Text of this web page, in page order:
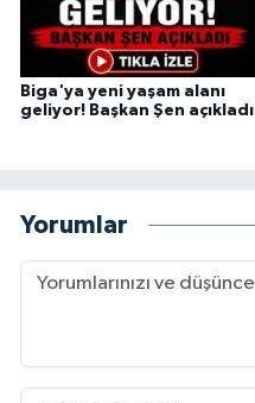
Biga'ya yeni yaşam alanı
geliyor! Başkan Şen açıkladı
Yorumlar